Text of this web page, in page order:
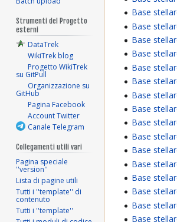
Base
Base
Base
Base
Base
Base
Base
Base
Base
Base
Base
Base
Base
Base
Base
Base
Strumenti del Progetto
esterni
DataTrek
WikiTrek blog
Progetto WikiTrek
su GitPull
Organizzazione su
GitHub
Pagina Facebook
Account Twitter
Canale Telegram
Collegamenti utili vari
Pagina speciale
''version''
Lista di pagine utili
Tutti i ''template'' di
contenuto
Tutti i ''template''